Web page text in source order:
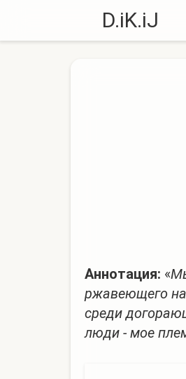
D.iK.iJ
Аннотация: «
ржавеющего
среди
люди - мое